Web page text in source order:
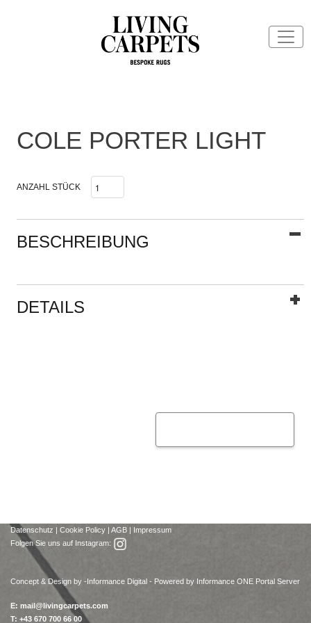
COLE PORTER LIGHT
ANZAHL STÜCK
BESCHREIBUNG
DETAILS
Datenschutz | Cookie Policy | AGB | Impressum
Folgen Sie uns auf Instagram:
Concept & Design by -Informance Digital - Powered by Informance ONE Portal Server
E: mail@livingcarpets.com
T: +43 670 700 66 00